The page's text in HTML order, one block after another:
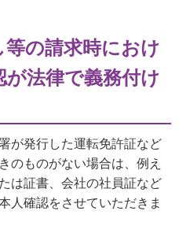
の請求時におけ
法律で義務付け
が発行した運転免許証など
のものがない場合は、例え
は証書、会社の社員証など
人確認をさせていただきま